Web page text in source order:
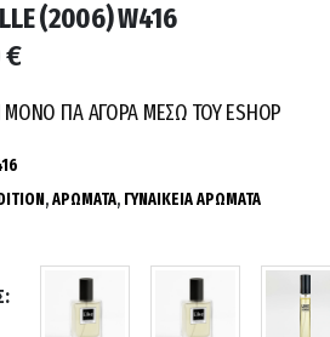
(2006) W416
€Price
5.00 €
ΓΙΑ ΑΓΟΡΑ ΜΕΣΩ ΤΟΥ ESHOP
,ΑΡΩΜΑΤΑ, ΓΥΝΑΙΚΕΙΑ ΑΡΩΜΑΤΑ